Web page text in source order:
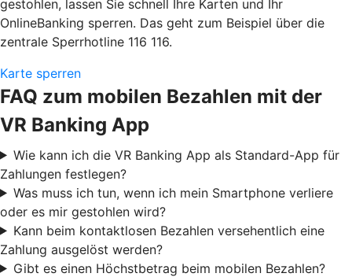
gestohlen, lassen Sie schnell Ihre Karten und Ihr
OnlineBanking sperren. Das geht zum Beispiel über die
zentrale Sperrhotline 116 116.
Karte sperren
FAQ zum mobilen Bezahlen mit der
VR Banking App
Wie kann ich die VR Banking App als Standard-App für
Zahlungen festlegen?
Was muss ich tun, wenn ich mein Smartphone verliere
oder es mir gestohlen wird?
Kann beim kontaktlosen Bezahlen versehentlich eine
Zahlung ausgelöst werden?
Gibt es einen Höchstbetrag beim mobilen Bezahlen?